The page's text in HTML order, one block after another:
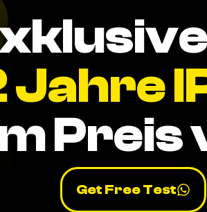
Jahre
Preis
Get Free Test